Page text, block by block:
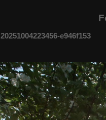
20251004223456-e946f153